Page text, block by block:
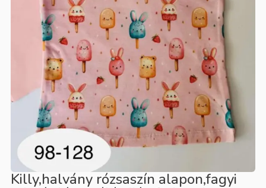
Killy,halvány rózsaszín alapon,fagyi